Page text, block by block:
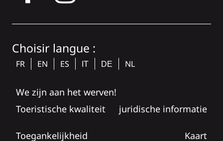
Choisir langue :
FR EN ES IT DE NL
We zijn aan het werven!
Toeristische kwaliteit
juridische informatie
Toegankelijkheid Kaart